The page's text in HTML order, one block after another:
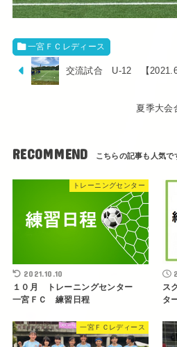
一宮ＦＣレディース
交流試合 U-12 【
夏季大
RECOMMEND
トレーニングセンター
2021.10.10
１０月 トレーニングセンター
一宮ＦＣ 練習日程
ス
タ
一宮ＦＣレディース